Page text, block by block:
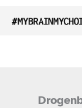
Inhalt